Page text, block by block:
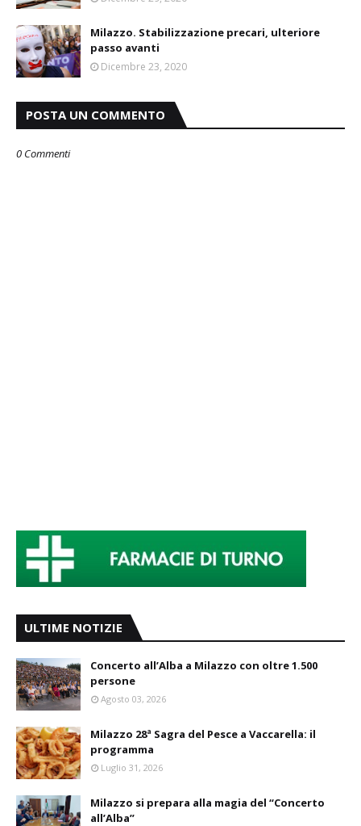
Milazzo. Stabilizzazione precari, ulteriore
passo avanti
Dicembre 23, 2020
POSTA UN COMMENTO
0 Commenti
ULTIME NOTIZIE
Concerto all’Alba a Milazzo con oltre 1.500
persone
Agosto 03, 2026
Milazzo 28ª Sagra del Pesce a Vaccarella: il
programma
Luglio 31, 2026
Milazzo si prepara alla magia del “Concerto
all’Alba”